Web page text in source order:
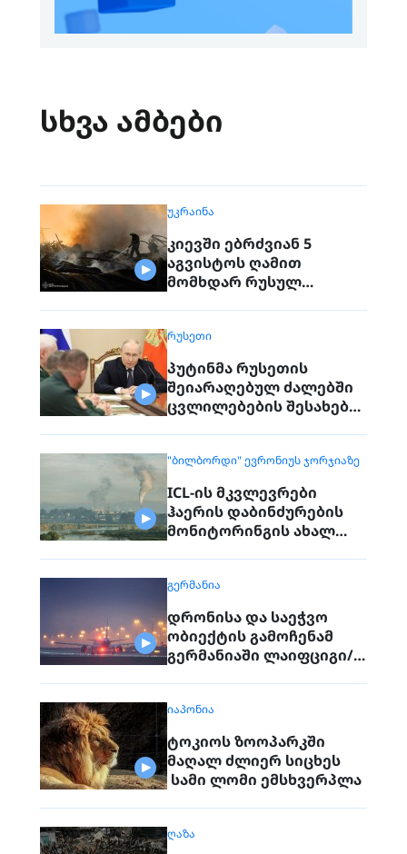
სხვა ამბები
ᲣᲙᲠᲐᲘᲜᲐ
კიევში ებრძვიან 5
აგვისტოს ღამით
მომხდარ რუსულ
ᲠᲣᲡᲔᲗᲘ
პუტინმა რუსეთის
შეიარაღებულ ძალებში
ცვლილებების შესახებ
"ᲑᲘᲚᲑᲝᲠᲓᲘ" ᲔᲕᲠᲝᲜᲘᲣᲡ ᲯᲝᲠᲯᲘᲐᲖᲔ
ICL-ის მკვლევრები
ჰაერის დაბინძურების
მონიტორინგის ახალ
ᲒᲔᲠᲛᲐᲜᲘᲐ
დრონისა და საეჭვო
ობიექტის გამოჩენამ
გერმანიაში ლაიფციგი/
ᲘᲐᲞᲝᲜᲘᲐ
ტოკიოს ზოოპარკში
მაღალ ძლიერ სიცხეს
სამი ლომი ემსხვერპლა
ᲦᲐᲖᲐ